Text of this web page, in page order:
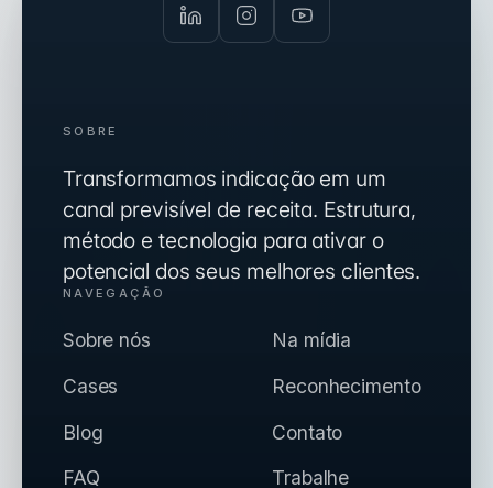
SOBRE
Transformamos indicação em um
canal previsível de receita. Estrutura,
método e tecnologia para ativar o
potencial dos seus melhores clientes.
NAVEGAÇÃO
Sobre nós
Na mídia
Cases
Reconhecimento
Blog
Contato
FAQ
Trabalhe